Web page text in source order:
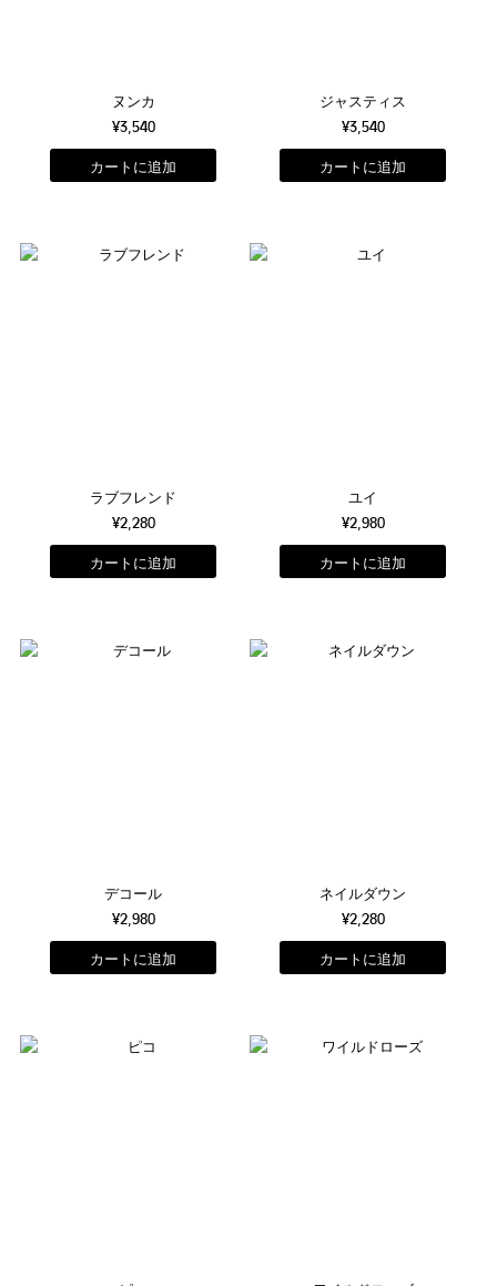
ヌンカ
¥3,540
ジャスティス
¥3,540
ラブフレンド
¥2,280
ユイ
¥2,980
デコール
¥2,980
ネイルダウン
¥2,280